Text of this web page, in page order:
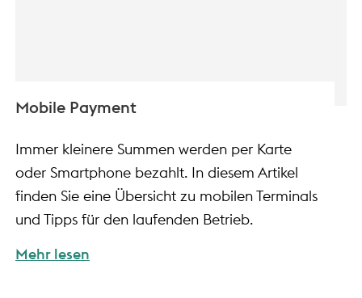
Mobile Payment
Immer kleinere Summen werden per Karte
oder Smartphone bezahlt. In diesem Artikel
finden Sie eine Übersicht zu mobilen Terminals
und Tipps für den laufenden Betrieb.
Mehr lesen